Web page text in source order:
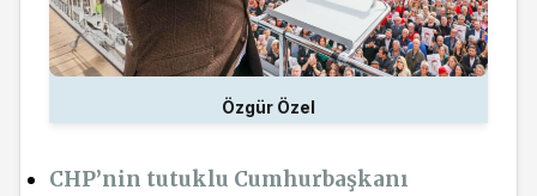
Özgür Özel
CHP’nin tutuklu Cumhurbaşkanı